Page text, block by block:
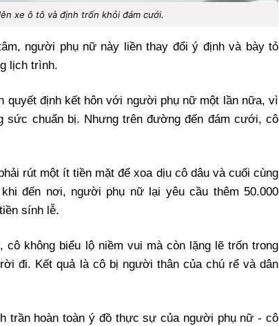
xe ô tô và định trốn khỏi đám cưới.
người phụ nữ này liền thay đổi ý định và bày tỏ
lịch trình.
quyết định kết hôn với người phụ nữ một lần nữa, vì
sức chuẩn bị. Nhưng trên đường đến đám cưới, cô
rút một ít tiền mặt để xoa dịu cô dâu và cuối cùng
đến nơi, người phụ nữ lại yêu cầu thêm 50.000
sính lễ.
cô không biểu lộ niềm vui mà còn lặng lẽ trốn trong
đi. Kết quả là cô bị người thân của chú rể và dân
trần hoàn toàn ý đồ thực sự của người phụ nữ - cô